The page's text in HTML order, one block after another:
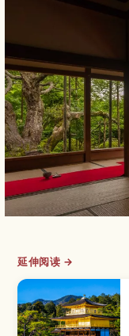
延伸阅读 →